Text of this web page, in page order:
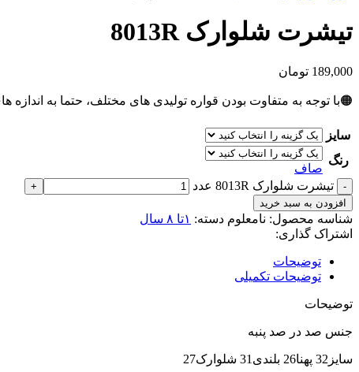
تیشرت شلوارک 8013R
189,000 تومان
🟠با توجه به متفاوت بودن قواره تولیدی های مختلف، حتما به اندازه
سایز
رنگ
صاف
تیشرت شلوارک 8013R عدد
افزودن به سبد خرید
شناسه محصول: نامعلوم دسته: ۱تا ۸ سال
اشتراک گذاری:
توضیحات
توضیحات تکمیلی
توضیحات
جنس صد در صد پنبه
سایز32 پهنا26 بلندی31 شلوارک27